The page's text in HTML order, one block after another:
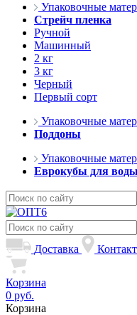
Упаковочные
Стрейч пленка
Ручной
Машинный
2 кг
3 кг
Черный
Первый сорт
Упаковочные
Поддоны
Упаковочные
Еврокубы для воды
Доставка
Корзина
0 руб.
Корзина